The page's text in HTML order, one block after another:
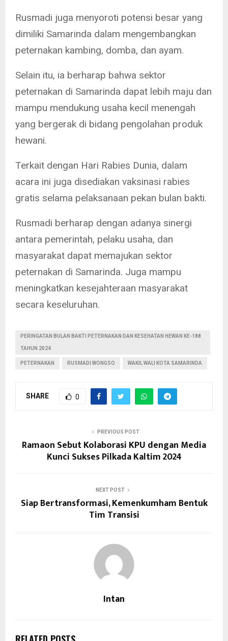
Rusmadi juga menyoroti potensi besar yang
dimiliki Samarinda dalam mengembangkan
peternakan kambing, domba, dan ayam.
Selain itu, ia berharap bahwa sektor
peternakan di Samarinda dapat lebih maju dan
mampu mendukung usaha kecil menengah
yang bergerak di bidang pengolahan produk
hewani.
Terkait dengan Hari Rabies Dunia, dalam
acara ini juga disediakan vaksinasi rabies
gratis selama pelaksanaan pekan bulan bakti.
Rusmadi berharap dengan adanya sinergi
antara pemerintah, pelaku usaha, dan
masyarakat dapat memajukan sektor
peternakan di Samarinda. Juga mampu
meningkatkan kesejahteraan masyarakat
secara keseluruhan.
PERINGATAN BULAN BAKTI PETERNAKAN DAN KESEHATAN HEWAN KE-188
TAHUN 2024
PETERNAKAN RUSMADI WONGSO WAKIL WALI KOTA SAMARINDA
SHARE 0
PREVIOUS POST
Ramaon Sebut Kolaborasi KPU dengan Media
Kunci Sukses Pilkada Kaltim 2024
NEXT POST
Siap Bertransformasi, Kemenkumham Bentuk
Tim Transisi
Intan